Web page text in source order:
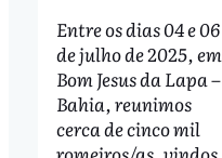
Entre os dias 04 e 06
de julho de 2025, em
Bom Jesus da Lapa –
Bahia, reunimos
cerca de cinco mil